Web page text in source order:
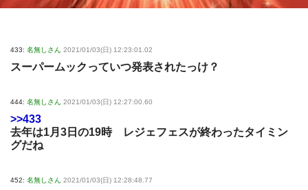
433: 名無しさん 2021/01/03(日) 12:23:01.02
スーパームックっていつ発表されたっけ？
444: 名無しさん 2021/01/03(日) 12:27:00.60
>>433
去年は1月3日の19時 レジェフェスが終わったタイミン
グだね
452: 名無しさん 2021/01/03(日) 12:28:48.77